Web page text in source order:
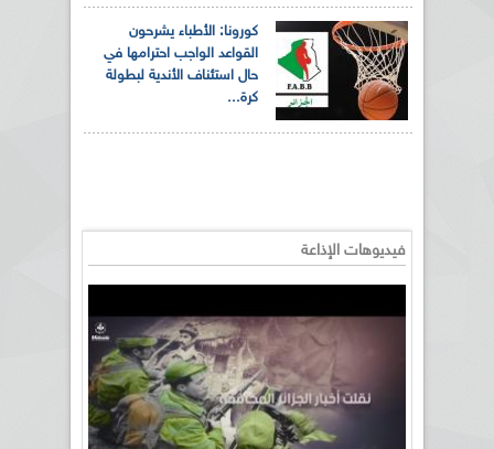
كورونا: الأطباء يشرحون
القواعد الواجب احترامها في
حال استئناف الأندية لبطولة
كرة...
فيديوهات الإذاعة